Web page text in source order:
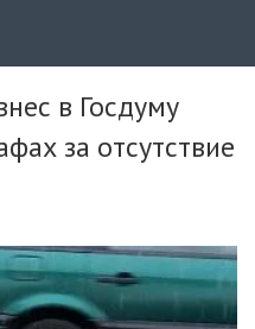
в Госдуму
за отсутствие